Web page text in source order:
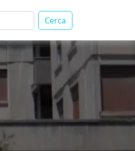
Cerca